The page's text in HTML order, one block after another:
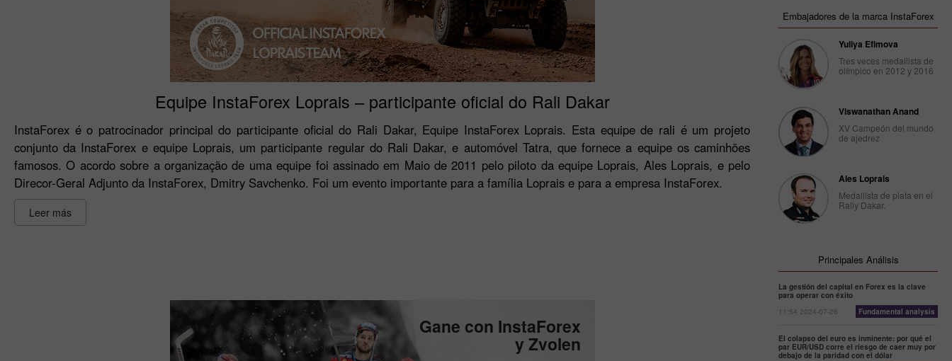
Equipe InstaForex Loprais – participante oficial do Rali Dakar
InstaForex é o patrocinador principal do participante oficial do Rali Dakar, Equipe InstaForex Loprais. Esta equipe de rali é um projeto
conjunto da InstaForex e equipe Loprais, um participante regular do Rali Dakar, e automóvel Tatra, que fornece a equipe os caminhões
famosos. O acordo sobre a organização de uma equipe foi assinado em Maio de 2011 pelo piloto da equipe Loprais, Ales Loprais, e pelo
Direcor-Geral Adjunto da InstaForex, Dmitry Savchenko. Foi um evento importante para a família Loprais e para a empresa InstaForex.
Leer más
Gane con InstaForex
y Zvolen
Embajadores de la marca InstaForex
Yuliya Efimova
Tres veces medallista de
olímpico en 2012 y 2016
Viswanathan Anand
XV Campeón del mundo
de ajedrez
Ales Loprais
Medallista de plata en el
Rally Dakar.
Principales Análisis
La gestión del capital en Forex es la clave
para operar con éxito
11:54 2024-07-26
Fundamental analysis
El colapso del euro es inminente: por qué el
par EUR/USD corre el riesgo de caer muy por
debajo de la paridad con el dólar